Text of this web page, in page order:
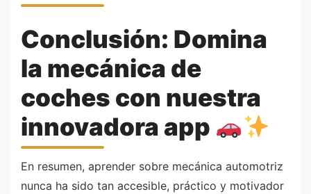
Conclusión: Domina
la mecánica de
coches con nuestra
innovadora app
En resumen, aprender sobre mecánica automotriz
nunca ha sido tan accesible, práctico y motivador